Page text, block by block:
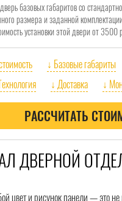
базовых габаритов со
размера и заданной
установки этой двери от 3500
↓ Базовые габариты
↓ Доставка ↓
РАССЧИТАТЬ
ДВЕРНОЙ
цвет и рисунок панели — это